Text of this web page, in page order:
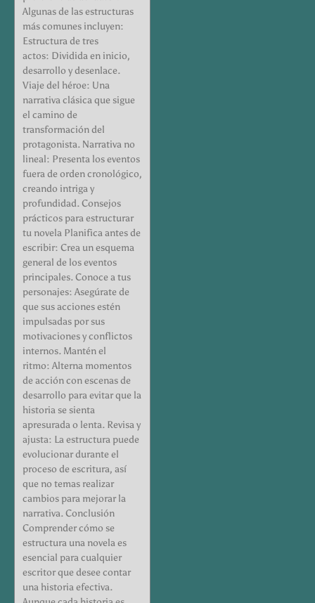
Algunas de las estructuras
más comunes incluyen:
Estructura de tres
actos: Dividida en inicio,
desarrollo y desenlace.
Viaje del héroe: Una
narrativa clásica que sigue
el camino de
transformación del
protagonista. Narrativa no
lineal: Presenta los eventos
fuera de orden cronológico,
creando intriga y
profundidad. Consejos
prácticos para estructurar
tu novela Planifica antes de
escribir: Crea un esquema
general de los eventos
principales. Conoce a tus
personajes: Asegúrate de
que sus acciones estén
impulsadas por sus
motivaciones y conflictos
internos. Mantén el
ritmo: Alterna momentos
de acción con escenas de
desarrollo para evitar que la
historia se sienta
apresurada o lenta. Revisa y
ajusta: La estructura puede
evolucionar durante el
proceso de escritura, así
que no temas realizar
cambios para mejorar la
narrativa. Conclusión
Comprender cómo se
estructura una novela es
esencial para cualquier
escritor que desee contar
una historia efectiva.